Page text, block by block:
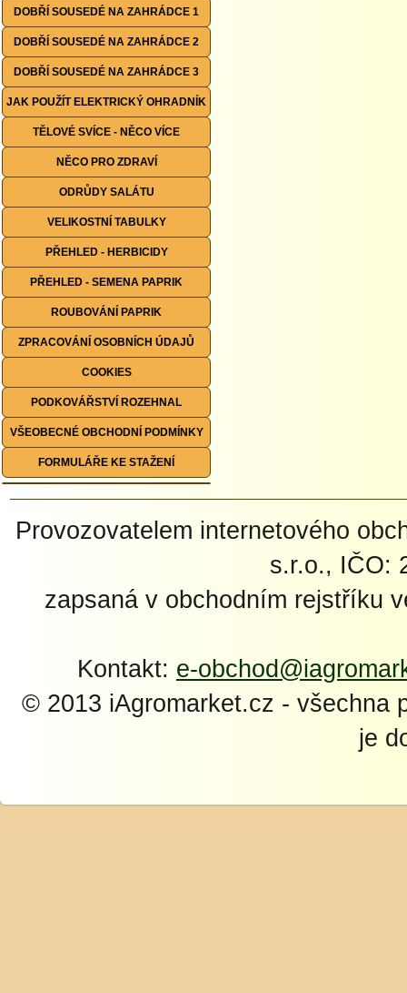
DOBŘÍ SOUSEDÉ NA ZAHRÁDCE 1
DOBŘÍ SOUSEDÉ NA ZAHRÁDCE 2
DOBŘÍ SOUSEDÉ NA ZAHRÁDCE 3
JAK POUŽÍT ELEKTRICKÝ OHRADNÍK
TĚLOVÉ SVÍCE - NĚCO VÍCE
NĚCO PRO ZDRAVÍ
ODRŮDY SALÁTU
VELIKOSTNÍ TABULKY
PŘEHLED - HERBICIDY
PŘEHLED - SEMENA PAPRIK
ROUBOVÁNÍ PAPRIK
ZPRACOVÁNÍ OSOBNÍCH ÚDAJŮ
COOKIES
PODKOVÁŘSTVÍ ROZEHNAL
VŠEOBECNÉ OBCHODNÍ PODMÍNKY
FORMULÁŘE KE STAŽENÍ
Provozovatelem internetového
s.r.o., IČO:
zapsaná v obchodním rejstříku
Kontakt: e-
© 2013 iAgromarket.cz - všechna
je